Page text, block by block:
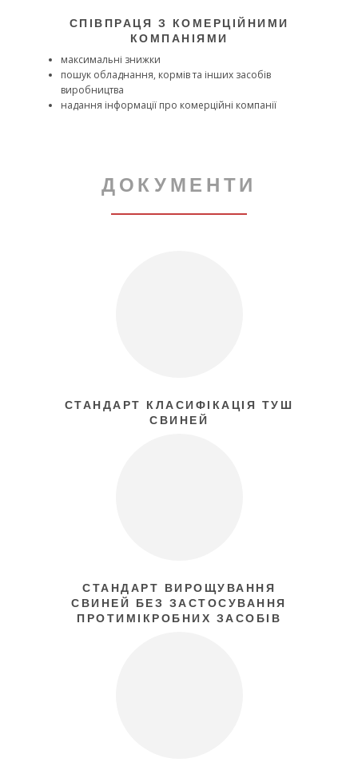
СПІВПРАЦЯ З КОМЕРЦІЙНИМИ
КОМПАНІЯМИ
максимальні знижки
пошук обладнання, кормів та інших засобів
виробництва
надання інформації про комерційні компанії
ДОКУМЕНТИ
СТАНДАРТ КЛАСИФІКАЦІЯ ТУШ
СВИНЕЙ
СТАНДАРТ ВИРОЩУВАННЯ
СВИНЕЙ БЕЗ ЗАСТОСУВАННЯ
ПРОТИМІКРОБНИХ ЗАСОБІВ